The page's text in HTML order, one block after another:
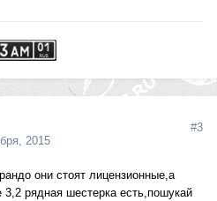
2015
#3
они стоят лицензионные,а
3,2 рядная шестерка есть,пошукай